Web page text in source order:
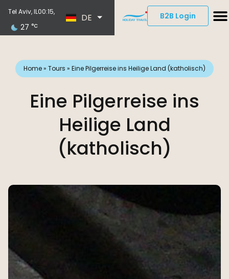
Tel Aviv, IL00:15,
27 °C
DE
ES
B2B Login
Home» Tours » Eine Pilgerreise ins Heilige Land (katholisch)
Eine Pilgerreise ins
Heilige Land
(katholisch)